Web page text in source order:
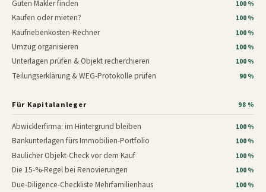
Guten Makler finden 100 %
Kaufen oder mieten? 100 %
Kaufnebenkosten-Rechner 100 %
Umzug organisieren 100 %
Unterlagen prüfen & Objekt recherchieren 100 %
Teilungserklärung & WEG-Protokolle prüfen 90 %
Für Kapitalanleger 98 %
Abwicklerfirma: im Hintergrund bleiben 100 %
Bankunterlagen fürs Immobilien-Portfolio 100 %
Baulicher Objekt-Check vor dem Kauf 100 %
Die 15-%-Regel bei Renovierungen 100 %
Due-Diligence-Checkliste Mehrfamilienhaus 100 %